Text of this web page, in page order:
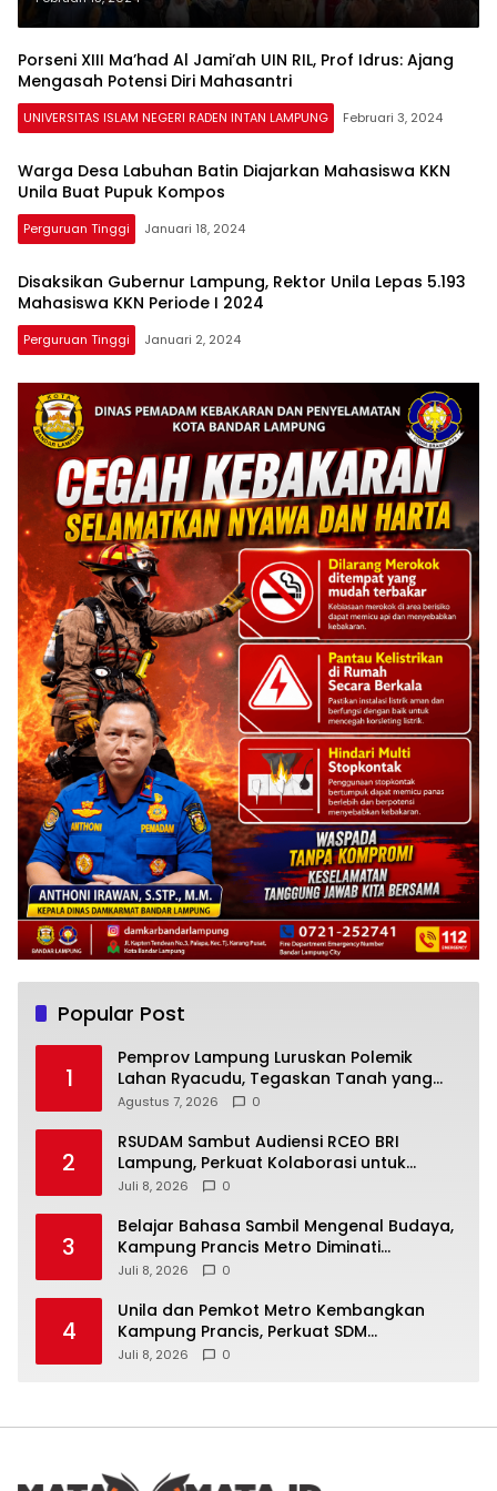
Angkatan 7 Tahun 2024
Porseni XIII Ma’had Al Jami’ah UIN RIL, Prof Idrus: Ajang
Mengasah Potensi Diri Mahasantri
UNIVERSITAS ISLAM NEGERI RADEN INTAN LAMPUNG Februari 3, 2024
Warga Desa Labuhan Batin Diajarkan Mahasiswa KKN
Unila Buat Pupuk Kompos
Perguruan Tinggi Januari 18, 2024
Disaksikan Gubernur Lampung, Rektor Unila Lepas 5.193
Mahasiswa KKN Periode I 2024
Perguruan Tinggi Januari 2, 2024
Popular Post
1
Pemprov Lampung Luruskan Polemik
Lahan Ryacudu, Tegaskan Tanah yang
Dipersoalkan Bukan Aset Provinsi
Agustus 7, 2026 0
2
RSUDAM Sambut Audiensi RCEO BRI
Lampung, Perkuat Kolaborasi untuk
Pengembangan Layanan dan SDM
Juli 8, 2026 0
3
Belajar Bahasa Sambil Mengenal Budaya,
Kampung Prancis Metro Diminati
Masyarakat
Juli 8, 2026 0
4
Unila dan Pemkot Metro Kembangkan
Kampung Prancis, Perkuat SDM
Berwawasan Internasional
Juli 8, 2026 0